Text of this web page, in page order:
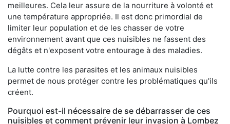
meilleures. Cela leur assure de la nourriture à volonté et
une température appropriée. Il est donc primordial de
limiter leur population et de les chasser de votre
environnement avant que ces nuisibles ne fassent des
dégâts et n'exposent votre entourage à des maladies.
La lutte contre les parasites et les animaux nuisibles
permet de nous protéger contre les problématiques qu'ils
créent.
Pourquoi est-il nécessaire de se débarrasser de ces
nuisibles et comment prévenir leur invasion à Lombez